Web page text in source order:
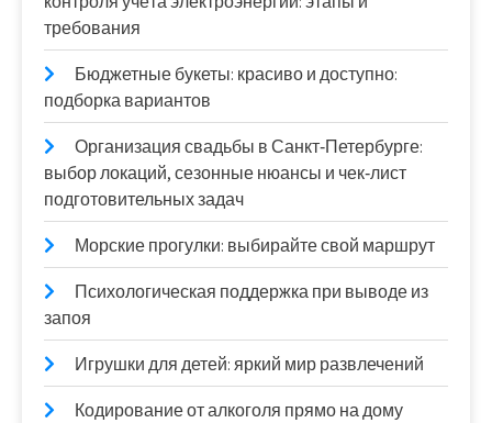
требования
Бюджетные букеты: красиво и доступно:
подборка вариантов
Организация свадьбы в Санкт‑Петербурге:
выбор локаций, сезонные нюансы и чек‑лист
подготовительных задач
Морские прогулки: выбирайте свой маршрут
Психологическая поддержка при выводе из
запоя
Игрушки для детей: яркий мир развлечений
Кодирование от алкоголя прямо на дому